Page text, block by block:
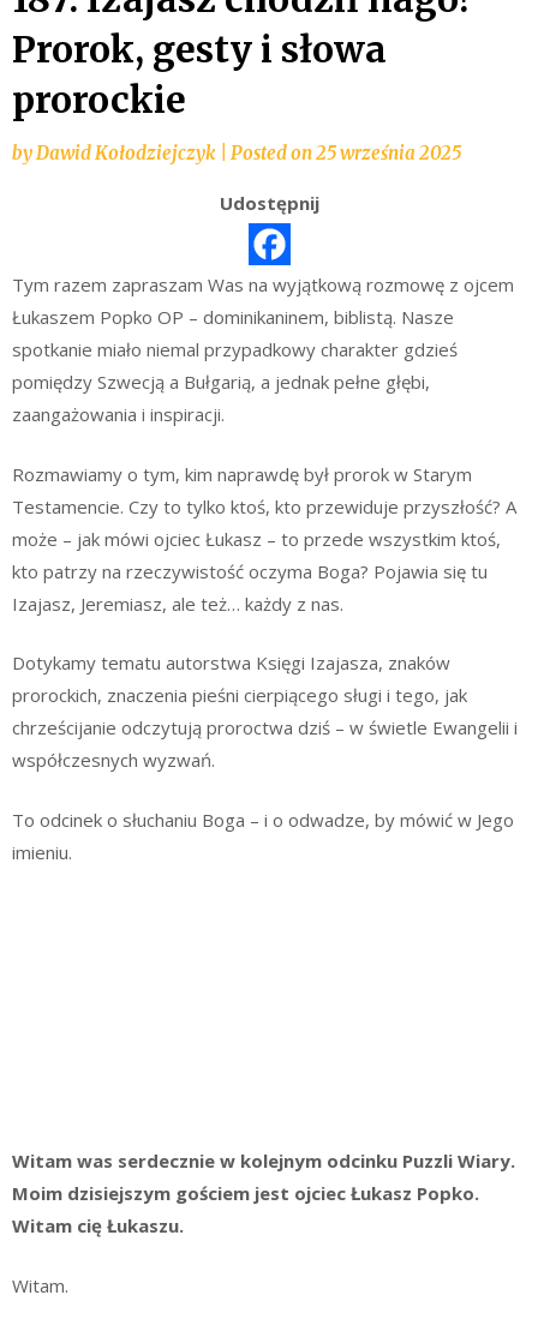
Prorok, gesty i słowa
prorockie
byDawid Kołodziejczyk Posted on25 września 2025
Udostępnij
Tym razem zapraszam Was na wyjątkową rozmowę z ojcem
Łukaszem Popko OP – dominikaninem, biblistą. Nasze
spotkanie miało niemal przypadkowy charakter gdzieś
pomiędzy Szwecją a Bułgarią, a jednak pełne głębi,
zaangażowania i inspiracji.
Rozmawiamy o tym, kim naprawdę był prorok w Starym
Testamencie. Czy to tylko ktoś, kto przewiduje przyszłość? A
może – jak mówi ojciec Łukasz – to przede wszystkim ktoś,
kto patrzy na rzeczywistość oczyma Boga? Pojawia się tu
Izajasz, Jeremiasz, ale też… każdy z nas.
Dotykamy tematu autorstwa Księgi Izajasza, znaków
prorockich, znaczenia pieśni cierpiącego sługi i tego, jak
chrześcijanie odczytują proroctwa dziś – w świetle Ewangelii i
współczesnych wyzwań.
To odcinek o słuchaniu Boga – i o odwadze, by mówić w Jego
imieniu.
Witam was serdecznie w kolejnym odcinku Puzzli Wiary.
Moim dzisiejszym gościem jest ojciec Łukasz Popko.
Witam cię Łukaszu.
Witam.